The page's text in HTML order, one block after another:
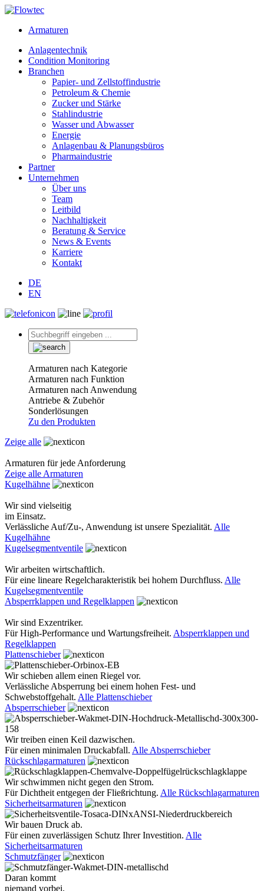
Skip
contentArmaturen
Anlagentechnik
Condition Monitoring
Branchen
Papier- und Zellstoffindustrie
Petroleum & Chemie
Zucker und Stärke
Stahlindustrie
Wasser und Abwasser
Energie
Anlagenbau & Planungsbüros
Pharmaindustrie
Partner
Unternehmen
Über uns
Team
Leitbild
Nachhaltigkeit
Beratung & Service
News & Events
Karriere
Kontakt
DE
EN
Armaturen nach Kategorie
Armaturen nach Funktion
Armaturen nach Anwendung
Antriebe & Zubehör
Sonderlösungen
Zu den Produkten
Zeige alle
Armaturen für jede Anforderung
Zeige alle Armaturen
Kugelhähne
Wir sind vielseitig
im Einsatz.
Verlässliche Auf/Zu-, Anwendung ist unsere Spezialität. Alle
Kugelhähne
Kugelsegmentventile
Wir arbeiten wirtschaftlich.
Für eine lineare Regelcharakteristik bei hohem Durchfluss. Alle
Kugelsegmentventile
Absperrklappen und Regelklappen
Wir sind Exzentriker.
Für High-Performance und Wartungsfreiheit. Absperrklappen und
Regelklappen
Plattenschieber
Wir schieben allem einen Riegel vor.
Verlässliche Absperrung bei einem hohen Fest- und
Schwebstoffgehalt. Alle Plattenschieber
Absperrschieber
Wir treiben einen Keil dazwischen.
Für einen minimalen Druckabfall. Alle Absperrschieber
Rückschlagarmaturen
Wir schwimmen nicht gegen den Strom.
Für Dichtheit entgegen der Fließrichtung. Alle Rückschlagarmaturen
Sicherheitsarmaturen
Wir bauen Druck ab.
Für einen zuverlässigen Schutz Ihrer Investition. Alle
Sicherheitsarmaturen
Schmutzfänger
Daran kommt
niemand vorbei.